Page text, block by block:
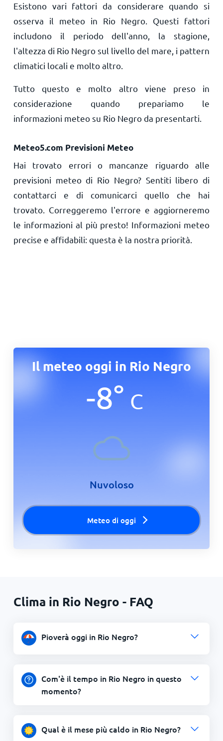
Esistono vari fattori da considerare quando si
osserva il meteo in Rio Negro. Questi fattori
includono il periodo dell'anno, la stagione,
l'altezza di Rio Negro sul livello del mare, i pattern
climatici locali e molto altro.
Tutto questo e molto altro viene preso in
considerazione quando prepariamo le
informazioni meteo su Rio Negro da presentarti.
Meteo5.com Previsioni Meteo
Hai trovato errori o mancanze riguardo alle
previsioni meteo di Rio Negro? Sentiti libero di
contattarci e di comunicarci quello che hai
trovato. Correggeremo l'errore e aggiorneremo
le informazioni al più presto! Informazioni meteo
precise e affidabili: questa è la nostra priorità.
Il meteo oggi in Rio Negro
-8° C
Nuvoloso
Meteo di oggi
Clima in Rio Negro - FAQ
Pioverà oggi in Rio Negro?
Com'è il tempo in Rio Negro in questo
momento?
Qual è il mese più caldo in Rio Negro?